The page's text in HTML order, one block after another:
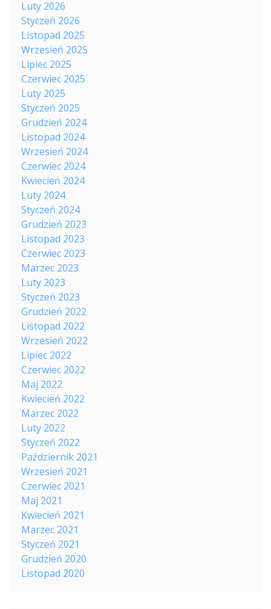
Luty 2026
Styczeń 2026
Listopad 2025
Wrzesień 2025
Lipiec 2025
Czerwiec 2025
Luty 2025
Styczeń 2025
Grudzień 2024
Listopad 2024
Wrzesień 2024
Czerwiec 2024
Kwiecień 2024
Luty 2024
Styczeń 2024
Grudzień 2023
Listopad 2023
Czerwiec 2023
Marzec 2023
Luty 2023
Styczeń 2023
Grudzień 2022
Listopad 2022
Wrzesień 2022
Lipiec 2022
Czerwiec 2022
Maj 2022
Kwiecień 2022
Marzec 2022
Luty 2022
Styczeń 2022
Październik 2021
Wrzesień 2021
Czerwiec 2021
Maj 2021
Kwiecień 2021
Marzec 2021
Styczeń 2021
Grudzień 2020
Listopad 2020